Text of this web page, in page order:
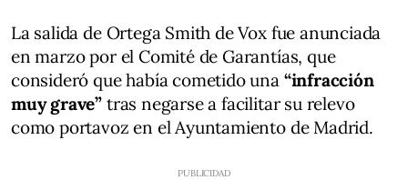
La salida de Ortega Smith de Vox fue anunciada
en marzo por el Comité de Garantías, que
consideró que había cometido una “infracción
muy grave” tras negarse a facilitar su relevo
como portavoz en el Ayuntamiento de Madrid.